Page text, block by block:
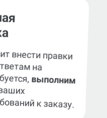
внести правки
ответам на
выполним
к заказу.